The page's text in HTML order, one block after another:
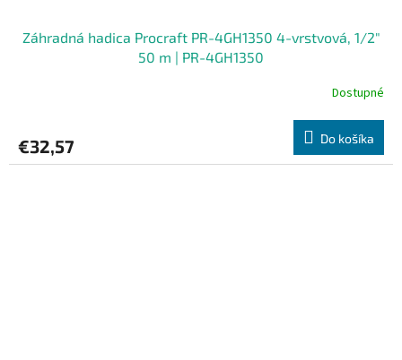
Záhradná hadica Procraft PR-4GH1350 4-vrstvová, 1/2"
50 m | PR-4GH1350
Dostupné
€32,57 Do košíka